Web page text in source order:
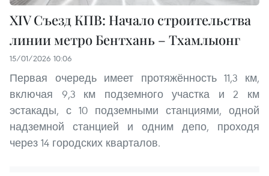
XIV Съезд КПВ: Начало строительства
линии метро Бентхань – Тхамлыонг
15/01/2026 10:06
Первая очередь имеет протяжённость 11,3 км,
включая 9,3 км подземного участка и 2 км
эстакады, с 10 подземными станциями, одной
надземной станцией и одним депо, проходя
через 14 городских кварталов.